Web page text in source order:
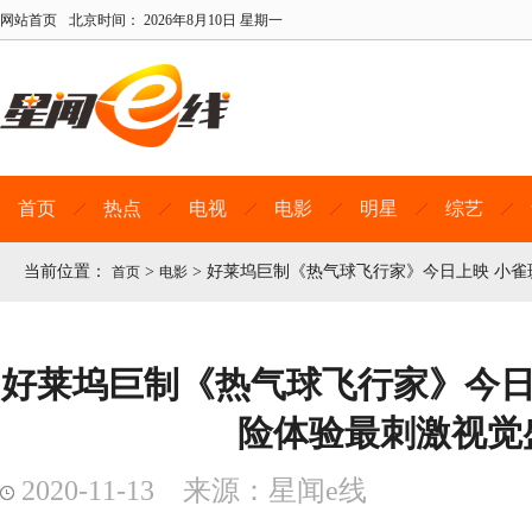
网站首页 北京时间： 2026年8月10日 星期一
首页 热点 电视 电影 明星 综艺
当前位置： 首页 > 电影 > 好莱坞巨制《热气球飞行家》今日上映 小
好莱坞巨制《热气球飞行家》今
险体验最刺激视
2020-11-13 来源：星闻e线